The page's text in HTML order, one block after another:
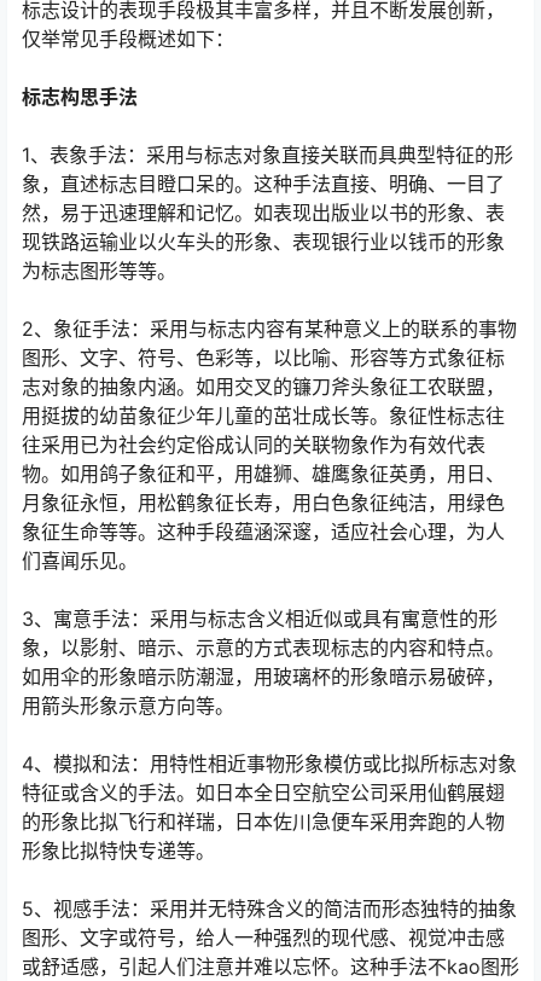
标志设计的表现手段极其丰富多样，并且不断发展创新，
仅举常见手段概述如下：
标志构思手法
1、表象手法：采用与标志对象直接关联而具典型特征的形
象，直述标志目瞪口呆的。这种手法直接、明确、一目了
然，易于迅速理解和记忆。如表现出版业以书的形象、表
现铁路运输业以火车头的形象、表现银行业以钱币的形象
为标志图形等等。
2、象征手法：采用与标志内容有某种意义上的联系的事物
图形、文字、符号、色彩等，以比喻、形容等方式象征标
志对象的抽象内涵。如用交叉的镰刀斧头象征工农联盟，
用挺拔的幼苗象征少年儿童的茁壮成长等。象征性标志往
往采用已为社会约定俗成认同的关联物象作为有效代表
物。如用鸽子象征和平，用雄狮、雄鹰象征英勇，用日、
月象征永恒，用松鹤象征长寿，用白色象征纯洁，用绿色
象征生命等等。这种手段蕴涵深邃，适应社会心理，为人
们喜闻乐见。
3、寓意手法：采用与标志含义相近似或具有寓意性的形
象，以影射、暗示、示意的方式表现标志的内容和特点。
如用伞的形象暗示防潮湿，用玻璃杯的形象暗示易破碎，
用箭头形象示意方向等。
4、模拟和法：用特性相近事物形象模仿或比拟所标志对象
特征或含义的手法。如日本全日空航空公司采用仙鹤展翅
的形象比拟飞行和祥瑞，日本佐川急便车采用奔跑的人物
形象比拟特快专递等。
5、视感手法：采用并无特殊含义的简洁而形态独特的抽象
图形、文字或符号，给人一种强烈的现代感、视觉冲击感
或舒适感，引起人们注意并难以忘怀。这种手法不kao图形